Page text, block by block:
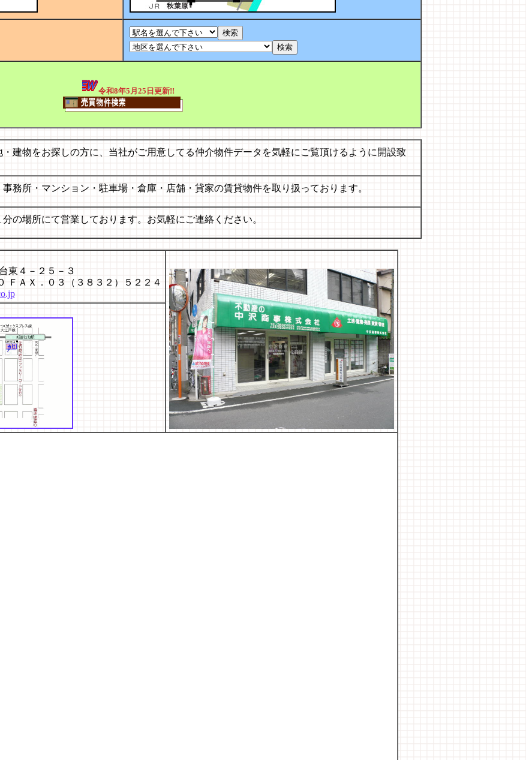
令和8年5月25日更新!!
建物をお探しの方に、当社がご用意してる仲介物件データを気軽にご覧頂けるように開設致
務所・マンション・駐車場・倉庫・店舗・貸家の賃貸物件を取り扱っております。
の場所にて営業しております。お気軽にご連絡ください。
東４－２５－３
ＦＡＸ．０３（３８３２）５２２４